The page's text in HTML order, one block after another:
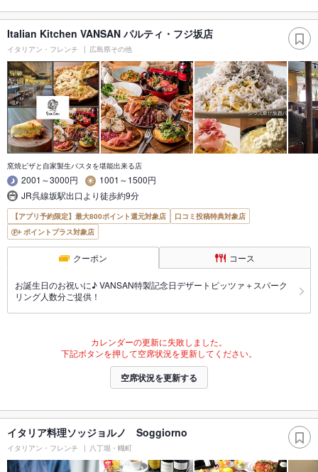
Italian Kitchen VANSAN パルティ・フジ坂店
イタリアン・フレンチ 広島県その他
窯焼ピザと自家製生パスタを堪能出来る店
2001～3000円
1001～1500円
JR呉線坂駅出口より徒歩約9分
【アプリ予約限定】最大800ポイント還元対象店
口コミ投稿特典対象店
ポイントプラス対象店
クーポン コース
お誕生日のお祝いに♪ VANSAN特製記念日デザートピッツァ＋スパーク
リング人数分ご提供！
カレンダーの更新に失敗しました。
下記ボタンを押して空席状況を更新してください。
空席状況を更新する
イタリア料理ソッジョルノ Soggiorno
イタリアン・フレンチ 八丁堀・幟町